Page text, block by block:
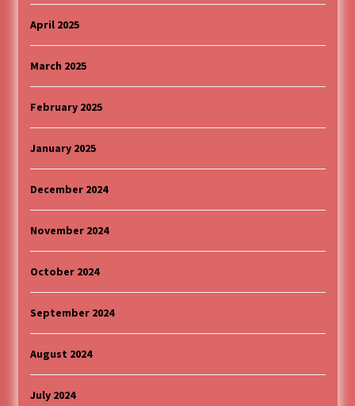
April 2025
March 2025
February 2025
January 2025
December 2024
November 2024
October 2024
September 2024
August 2024
July 2024